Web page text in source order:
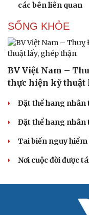
Du lịch
Tư vấn
Săn Tour
check-in
các bên liên quan
SỐNG KHỎE
BV Việt Nam –
thực hiện kỹ thuật
Đặt thể hang nhân
Đặt thể hang nhân
Tai biến nguy
Nơi cuộc đời được